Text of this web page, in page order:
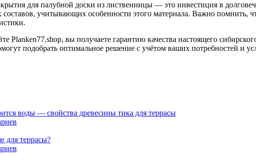
для палубной доски из лиственницы — это инвестиция в
учитывающих особенности этого материала. Важно помнить,
Planken77.shop, вы получаете гарантию качества настоящего
подобрать оптимальное решение с учётом ваших потребностей и
воды — свойства древесины тика для террасы
для террасы?